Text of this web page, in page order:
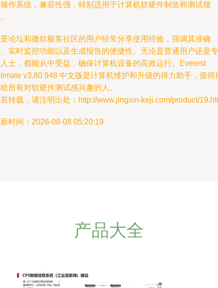
作系统，兼容性强，特别适用于计算机软硬件制造和测试领
论坛和微软极客社区的用户经常分享使用经验，强调其准确
实时监控功能以及生成报告的便捷性。无论是普通用户还是专
士，都能从中受益，确保计算机设备的高效运行。Everest
v3.80.948 中文版是计算机维护和升级的得力助手，值得
所有对软硬件测试感兴趣的人。
转载，请注明出处：http://www.jingxin-keji.com/product/
时间：2026-08-08 05:20:19
产品大全